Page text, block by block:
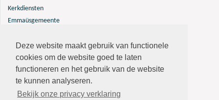
Deze website maakt gebruik van functionele
cookies om de website goed te laten
functioneren en het gebruik van de website
te kunnen analyseren.
Bekijk onze privacy verklaring
Kerkdiensten
Emmaüsgemeente
Contact